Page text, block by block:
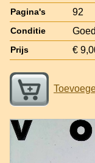
Pagina's 92
Conditie Goed
Prijs €